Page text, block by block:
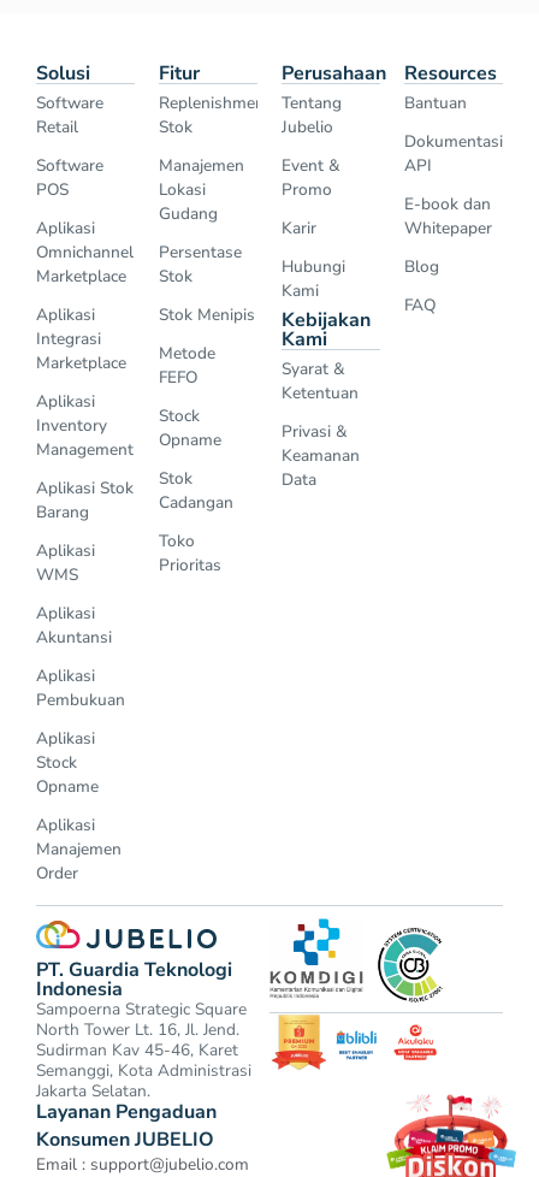
Solusi
Software
Retail
Software
POS
Aplikasi
Omnichannel
Marketplace
Aplikasi
Integrasi
Marketplace
Aplikasi
Inventory
Management
Aplikasi Stok
Barang
Aplikasi
WMS
Aplikasi
Akuntansi
Aplikasi
Pembukuan
Aplikasi
Stock
Opname
Aplikasi
Manajemen
Order
Fitur
Replenishment
Stok
Manajemen
Lokasi
Gudang
Persentase
Stok
Stok Menipis
Metode
FEFO
Stock
Opname
Stok
Cadangan
Toko
Prioritas
Perusahaan
Tentang
Jubelio
Event &
Promo
Karir
Hubungi
Kami
Kebijakan
Kami
Syarat &
Ketentuan
Privasi &
Keamanan
Data
Resources
Bantuan
Dokumentasi
API
E-book dan
Whitepaper
Blog
FAQ
PT. Guardia Teknologi
Indonesia
Sampoerna Strategic Square
North Tower Lt. 16, Jl. Jend.
Sudirman Kav 45-46, Karet
Semanggi, Kota Administrasi
Jakarta Selatan.
Layanan Pengaduan
Konsumen JUBELIO
Email : support@jubelio.com